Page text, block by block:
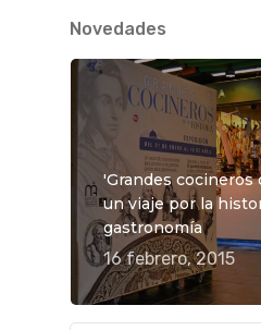
Novedades
'Grandes cocineros
un viaje por la
gastronomía
16 febrero, 2015